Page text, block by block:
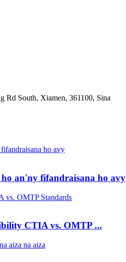
Rd South, Xiamen, 361100, Sina
an'ny fifandraisana ho avy
CTIA vs. OMTP ...